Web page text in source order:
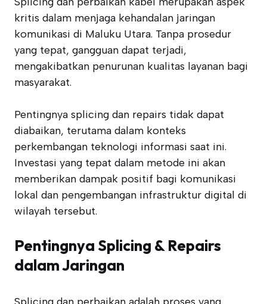
kritis dalam menjaga kehandalan jaringan
komunikasi di Maluku Utara. Tanpa prosedur
yang tepat, gangguan dapat terjadi,
mengakibatkan penurunan kualitas layanan bagi
masyarakat.
Pentingnya splicing dan repairs tidak dapat
diabaikan, terutama dalam konteks
perkembangan teknologi informasi saat ini.
Investasi yang tepat dalam metode ini akan
memberikan dampak positif bagi komunikasi
lokal dan pengembangan infrastruktur digital di
wilayah tersebut.
Pentingnya Splicing & Repairs
dalam Jaringan